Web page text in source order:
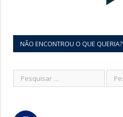
NÃO ENCONTROU O QUE QUERIA?